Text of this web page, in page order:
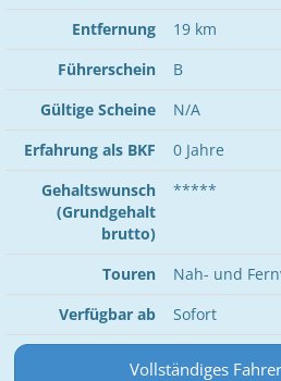
Entfernung
19 km
Führerschein
B
Gültige Scheine
N/A
Erfahrung als BKF
0 Jahre
Gehaltswunsch
(Grundgehalt
brutto)
*****
Touren
Nah- und
Verfügbar ab
Sofort
Vollständiges